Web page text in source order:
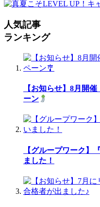
人気記事
ランキング
【お知らせ】8月開
ーン
【グループワーク】
ました！